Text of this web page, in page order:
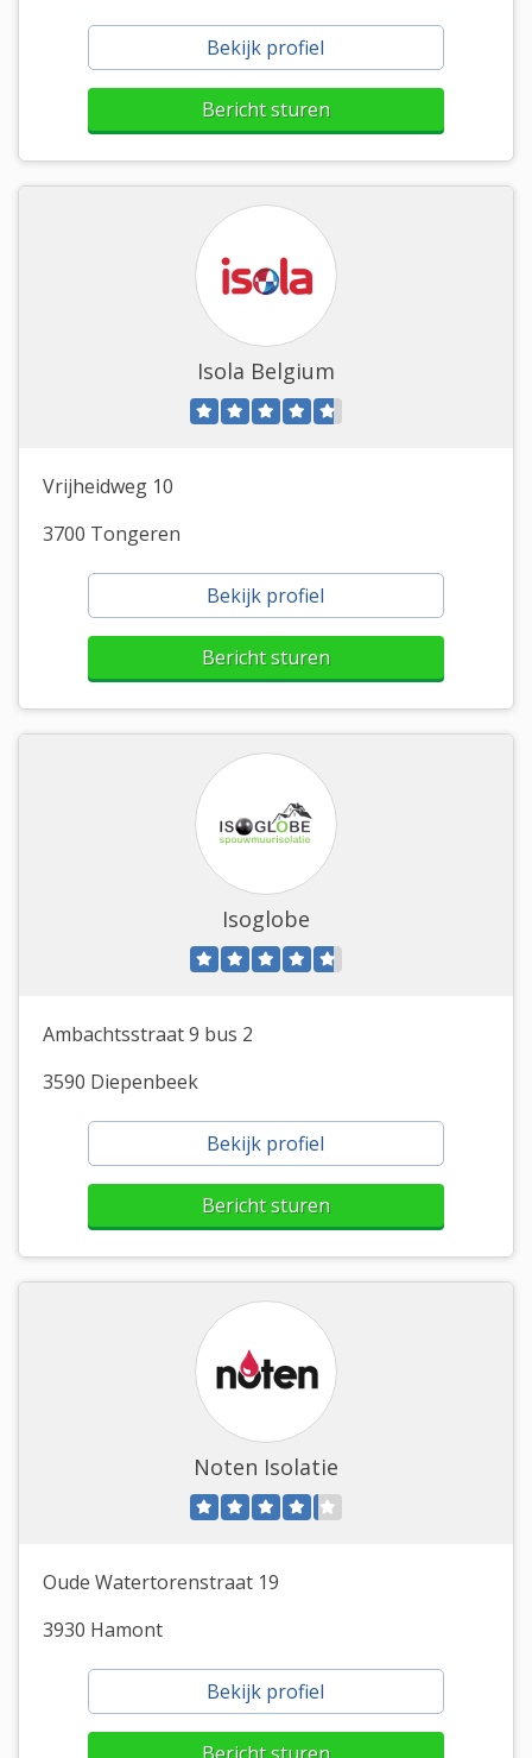
Bekijk profiel
Bericht sturen
Isola Belgium
Vrijheidweg 10
3700 Tongeren
Bekijk profiel
Bericht sturen
Isoglobe
Ambachtsstraat 9 bus 2
3590 Diepenbeek
Bekijk profiel
Bericht sturen
Noten Isolatie
Oude Watertorenstraat 19
3930 Hamont
Bekijk profiel